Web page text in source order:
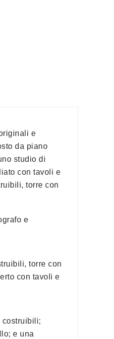
e
da piano
studio di
con tavoli e
torre con
e
torre con
con tavoli e
costruibili;
e una